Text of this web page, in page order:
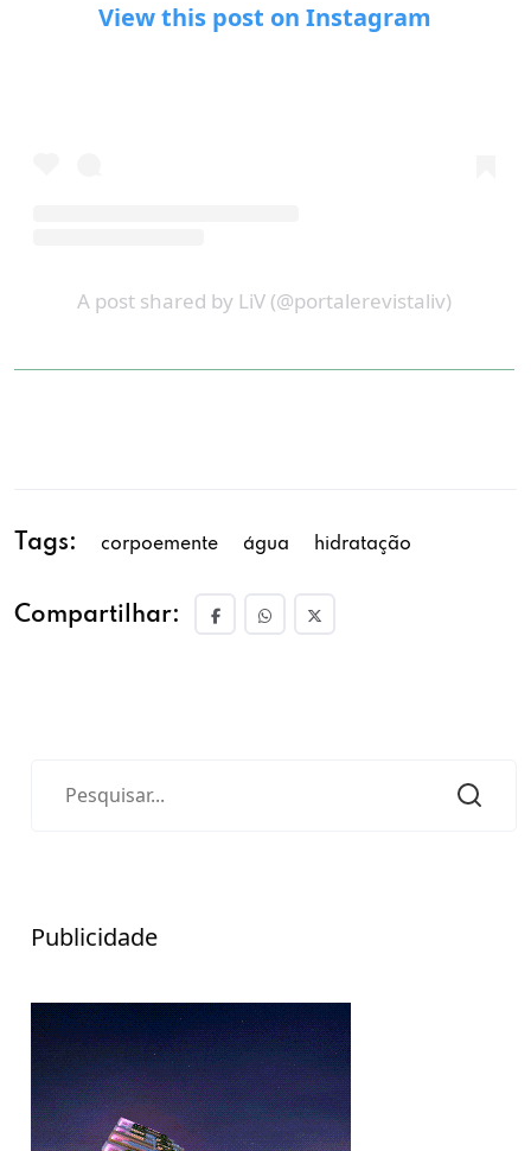
View this post on Instagram
A post shared by LiV (@portalerevistaliv)
Tags: corpoemente água hidratação
Compartilhar:
Publicidade